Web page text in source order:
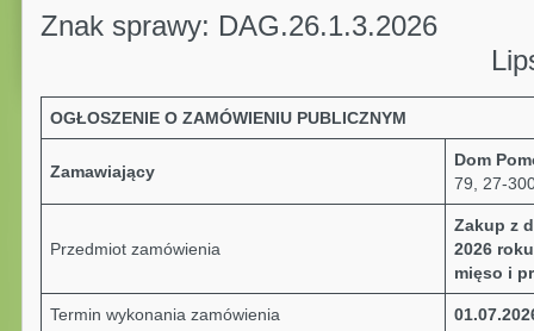
Znak sprawy: DAG.26.1.3.2026
Lipsko, dnia
OGŁOSZENIE O ZAMÓWIENIU PUBLICZNYM
Zamawiający
Dom
79, 27-
Przedmiot zamówienia
Zakup z
2026
mięso i
Termin wykonania zamówienia